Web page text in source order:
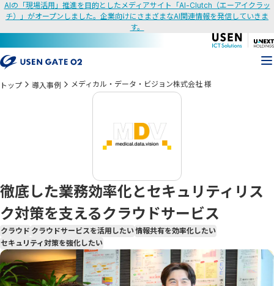
AIの「現場活用」推進を目的としたメディアサイト「AI-Clutch（エーアイクラッ
チ）」がオープンしました。企業向けにさまざまなAI関連情報を発信していきま
す。
トップ 導入事例 メディカル・データ・ビジョン株式会社 様
徹底した業務効率化とセキュリティリス
ク対策を支えるクラウドサービス
クラウド クラウドサービスを活用したい情報共有を効率化したい
セキュリティ対策を強化したい